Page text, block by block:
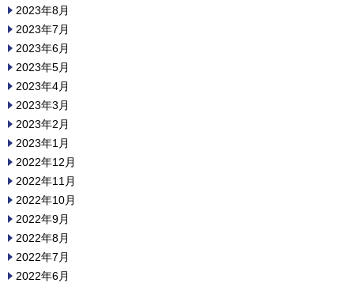
2023年8月
2023年7月
2023年6月
2023年5月
2023年4月
2023年3月
2023年2月
2023年1月
2022年12月
2022年11月
2022年10月
2022年9月
2022年8月
2022年7月
2022年6月